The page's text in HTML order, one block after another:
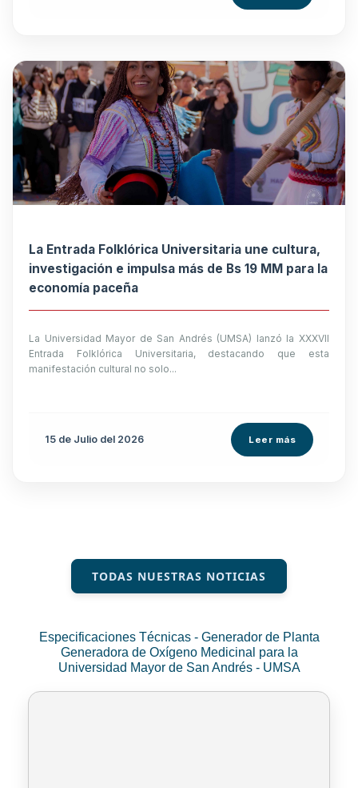
La Entrada Folklórica Universitaria une cultura,
investigación e impulsa más de Bs 19 MM para la
economía paceña
La Universidad Mayor de San Andrés (UMSA) lanzó la XXXVII
Entrada Folklórica Universitaria, destacando que esta
manifestación cultural no solo...
15 de Julio del 2026 Leer más
TODAS NUESTRAS NOTICIAS
Especificaciones Técnicas - Generador de Planta
Generadora de Oxígeno Medicinal para la
Universidad Mayor de San Andrés - UMSA